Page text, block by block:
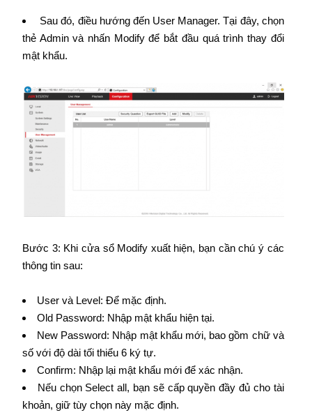
Sau đó, điều hướng đến User Manager. Tại đây, chọn
thẻ Admin và nhấn Modify để bắt đầu quá trình thay đổi
mật khẩu.
Bước 3: Khi cửa sổ Modify xuất hiện, bạn cần chú ý các
thông tin sau:
User và Level: Để mặc định.
Old Password: Nhập mật khẩu hiện tại.
New Password: Nhập mật khẩu mới, bao gồm chữ và
số với độ dài tối thiểu 6 ký tự.
Confirm: Nhập lại mật khẩu mới để xác nhận.
Nếu chọn Select all, bạn sẽ cấp quyền đầy đủ cho tài
khoản, giữ tùy chọn này mặc định.